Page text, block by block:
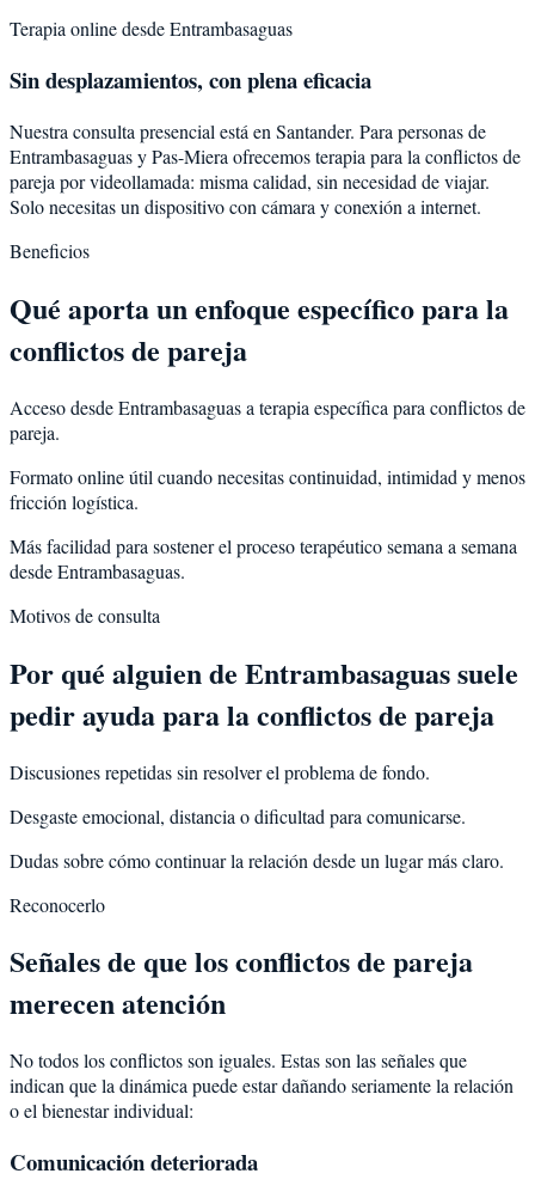
Terapia online desdeEntrambasaguas
Sin desplazamientos, con plena eficacia
Nuestra consulta presencial está en Santander. Para personas de
EntrambasaguasyPas-Miera ofrecemos terapia para la conflictos de
pareja por videollamada: misma calidad, sin necesidad de viajar.
Solo necesitas un dispositivo con cámara y conexión a internet.
Beneficios
Qué aporta un enfoque específico para la
conflictos de pareja
Acceso desde Entrambasaguas a terapia específica para conflictos de
pareja.
Formato online útil cuando necesitas continuidad, intimidad y menos
fricción logística.
Más facilidad para sostener el proceso terapéutico semana a semana
desde Entrambasaguas.
Motivos de consulta
Por qué alguien de Entrambasaguassuele
pedir ayuda para laconflictos de pareja
Discusiones repetidas sin resolver el problema de fondo.
Desgaste emocional, distancia o dificultad para comunicarse.
Dudas sobre cómo continuar la relación desde un lugar más claro.
Reconocerlo
Señales de que los conflictos de pareja
merecen atención
No todos los conflictos son iguales. Estas son las señales que
indican que la dinámica puede estar dañando seriamente la relación
o el bienestar individual:
Comunicación deteriorada